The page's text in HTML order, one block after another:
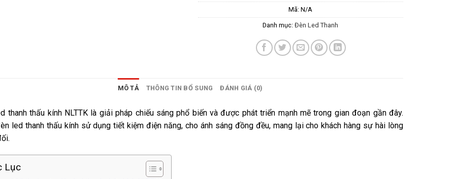
Mã:N/A
Danh mục:Đèn Led Thanh
MÔ TẢ THÔNG TIN BỔ SUNG ĐÁNH GIÁ (0)
thanh thấu kính NLTTK là giải pháp chiếu sáng phổ biến và được phát triển mạnh mẽ trong gian đoạn gần đây.
led thanh thấu kính sử dụng tiết kiệm điện năng, cho ánh sáng đồng đều, mang lại cho khách hàng sự hài lòng
Lục